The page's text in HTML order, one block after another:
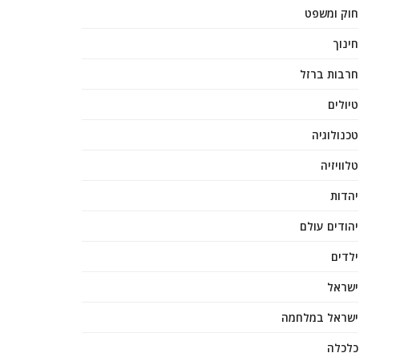
חוק ומשפט
חינוך
חרבות ברזל
טיולים
טכנולוגיה
טלוויזיה
יהדות
יהודים עולם
ילדים
ישראל
ישראל במלחמה
כלכלה